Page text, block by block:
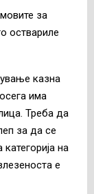
за
оствариле
казна
има
Треба да
за да се
на
е